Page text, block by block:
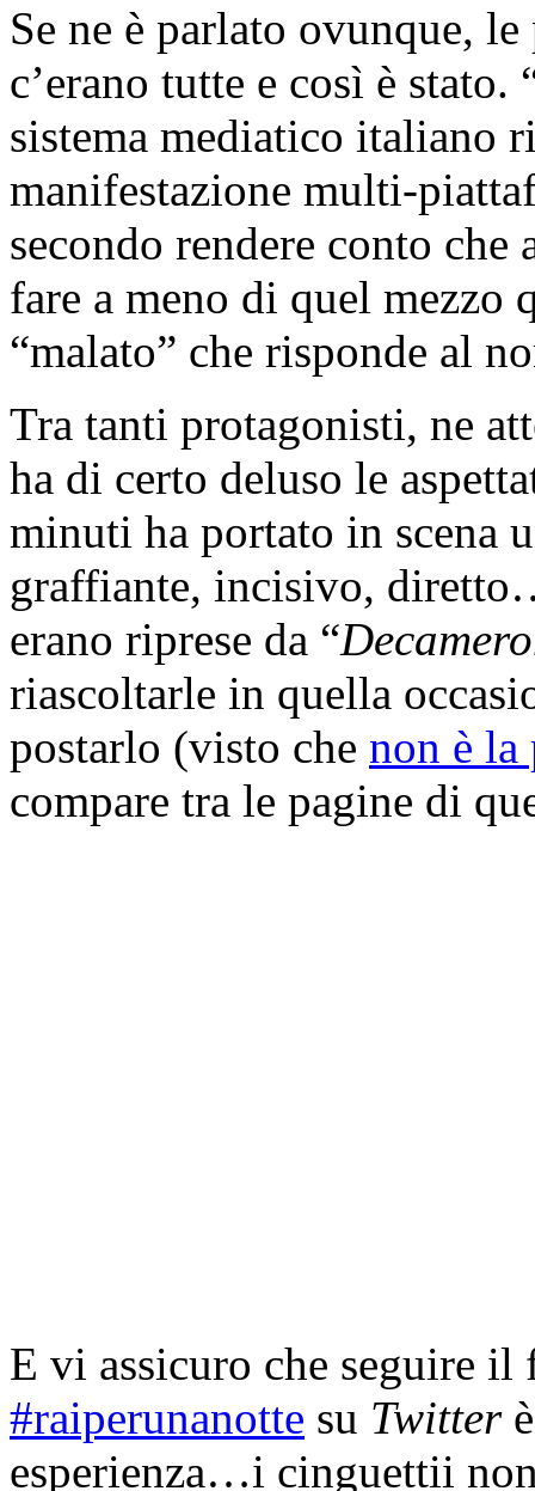
Se ne è parlato ovunque,
c’erano tutte e così è stato.
sistema mediatico italiano
manifestazione multi-
secondo rendere conto
fare a meno di quel mezzo
“malato” che risponde al
Tra tanti protagonisti, ne
ha di certo deluso le
minuti ha portato in scena
graffiante, incisivo,
erano riprese da “
riascoltarle in quella
postarlo (visto che non è
compare tra le pagine di
E vi assicuro che seguire
#raiperunanotte su Twitter
esperienza…i cinguettii